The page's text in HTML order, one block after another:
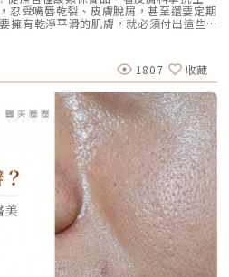
程結束後，肌膚彈性、細緻度與毛孔緊實
間因人而異，與個人膚質及保養習慣相
師會提供客製化療程方案，確保治療成
仍需定期補打？雖然Profhilo在第一年完
的新生，但其成分會在體內逐漸代謝，
此，Profhilo所啟動的生物刺激作用能持
皮膚的保濕度與細胞活化功能會逐漸降
狀態。加上年齡增長與環境壓力，皮膚細
進行一次補打，持續激活肌膚，維持年輕
的研究顯示，接受兩次Profhilo注射（間
估中，皮膚彈性與保濕度均有顯著提
試者自我評估亦反映皺紋減少、肌膚更緊
考來源：Sparavigna et al., 2022）璞
服用抗凝血藥物（如阿斯匹靈、維他命
作息規律，避免熬夜與重度壓力術後：
避免劇烈運動與三溫暖 一週內避免臉部
濕、防曬，幫助效果延長璞菲洛副作用
，不含化學交聯劑，生物相容性極佳，副
注射處短暫腫脹、微紅 局部輕微瘀青
能會有輕微搔癢或壓痛感，通常在數天
產品，是避免療程風險最關鍵的因素。
或 3.0mm 的探頭進行分層治療，效果會
）有些人老化表現是法令紋上方擠出一
族群除了筋膜拉提，還需要美音二代對
，收緊鬆贅組織，恢復線條的俐落感。
一樣嗎？「醫師，聽說美國音波非常
的陰影。的確，第一代美國音波因其能
較敏感的客人來說確實是一大挑戰。但
2026 年能被醫美圈推崇，關鍵就在於它
技術的優化美音二代優化了能量輸出的波
勻。在臨床操作中，我發現客人的耐受度
痛到想哭」。 見效時間：治療當下因組
拉提感。真正的巔峰效果會在術後 2–3
輪廓會日益清晰。 維持時間：在規律的
可維持 12–18 個月。四、 蔡醫師的減齡
診所標榜「破千條」的音波，但我始終堅
是關鍵。過多的能量可能造成脂肪萎縮
，我會根據每一位客人的臉型厚薄、鬆弛
2026 年我常用的建議處方： 施作區
音波拉提後，搭配再生針（瑞德喜）進行
忍受嘴唇乾裂、皮膚脫屑，甚至還要定期
擁有乾淨平滑的肌膚，就必須付出這些
，抗痘治療終於迎來了劃時代的突破。
針對「皮脂腺」進行治療的 AviClear 戰
藥物、無嚴重副作用，透過專利
」過度活躍的皮脂腺。 這篇文章將帶你
作用原理、與傳統治療的差異、療程細
估這項抗痘黑科技是否適合自己。為什麼
「皮脂腺」在認識 AviClear 戰痘雷射之
究竟是怎麼形成。青春痘的生成機制主要
到賀爾蒙、壓力、飲食或基因影響，皮
異常：老廢角質無法正常代謝，與油脂
桿菌增生：堵塞的無氧毛孔成為痤瘡桿
繁殖。 發炎反應：細菌代謝物引發免疫
的囊腫型或膿皰型痘痘。在這四個環節
一連串災難的開關。傳統的治療方式，如
要針對去角質。唯有口服 A 酸能夠有效抑
A 酸過去被視為治療嚴重痘痘的終極武
的副作用。而 AviClear 戰痘雷射的誕
我們能不能在不吃藥的情況下，精準且長
戰痘雷射？解密 1726nm 的物理奇蹟
1807 收藏